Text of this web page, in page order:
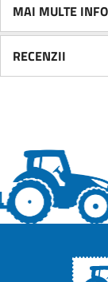
MAI MULTE
RECENZII